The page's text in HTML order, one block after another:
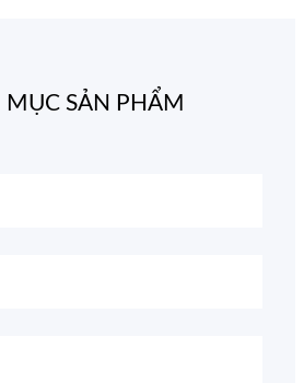
MỤC SẢN PHẨM